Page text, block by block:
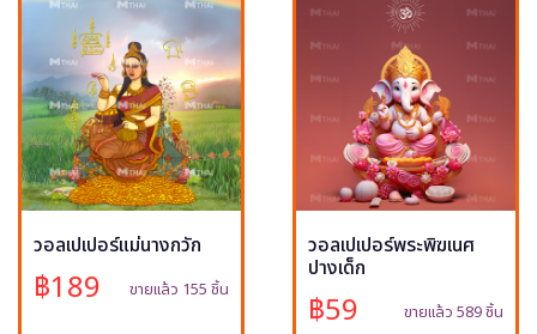
วอลเปเปอร์แม่นางกวัก
฿189 ขายแล้ว 155 ชิ้น
วอลเปเปอร์พระพิฆเนศ
ปางเด็ก
฿59 ขายแล้ว 589 ชิ้น